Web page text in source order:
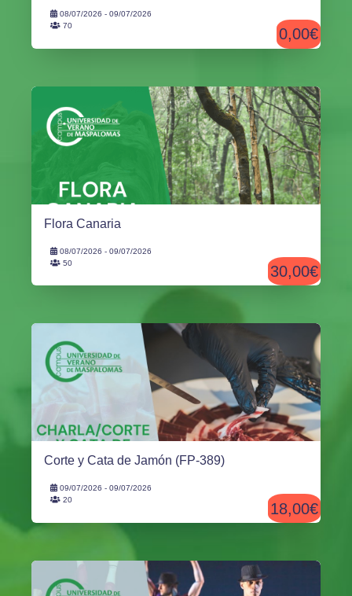
08/07/2026 - 09/07/2026
70
0,00€
Flora Canaria
08/07/2026 - 09/07/2026
50
30,00€
Corte y Cata de Jamón (FP-389)
09/07/2026 - 09/07/2026
20
18,00€